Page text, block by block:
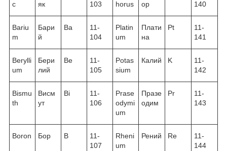
c як 103 horus ор 140
Bariu
m
Бари
й
Ba
11-
104
Platin
um
Плати
на
Pt
11-
141
Berylli
um
Бери
лий
Be
11-
105
Potas
sium
Калий K
11-
142
Bismu
th
Висм
ут
Bi
11-
106
Prase
odymi
um
Празе
одим
Pr
11-
143
Boron Бор B
11-
107
Rheni
um
Рений Re
11-
144